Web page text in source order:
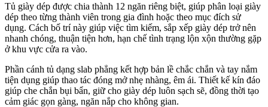
Tủ giày dép được chia thành 12 ngăn riêng biệt, giúp phân loại giày
dép theo từng thành viên trong gia đình hoặc theo mục đích sử
dụng. Cách bố trí này giúp việc tìm kiếm, sắp xếp giày dép trở nên
nhanh chóng, thuận tiện hơn, hạn chế tình trạng lộn xộn thường gặp
ở khu vực cửa ra vào.
Phần cánh tủ dạng slab phẳng kết hợp bản lề chắc chắn và tay nắm
tiện dụng giúp thao tác đóng mở nhẹ nhàng, êm ái. Thiết kế kín đáo
giúp che chắn bụi bẩn, giữ cho giày dép luôn sạch sẽ, đồng thời tạo
cảm giác gọn gàng, ngăn nắp cho không gian.